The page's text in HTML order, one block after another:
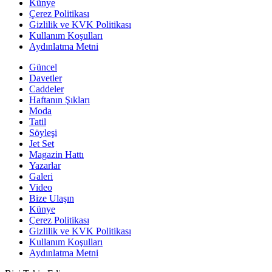
Künye
Çerez Politikası
Gizlilik ve KVK Politikası
Kullanım Koşulları
Aydınlatma Metni
Güncel
Davetler
Caddeler
Haftanın Şıkları
Moda
Tatil
Söyleşi
Jet Set
Magazin Hattı
Yazarlar
Galeri
Video
Bize Ulaşın
Künye
Çerez Politikası
Gizlilik ve KVK Politikası
Kullanım Koşulları
Aydınlatma Metni